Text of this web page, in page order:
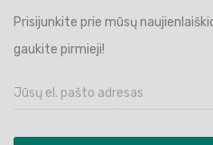
Prisijunkite prie mūsų
gaukite pirmieji!